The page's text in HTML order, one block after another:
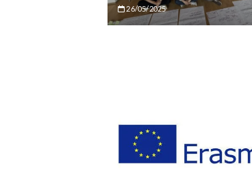
26/05/2025